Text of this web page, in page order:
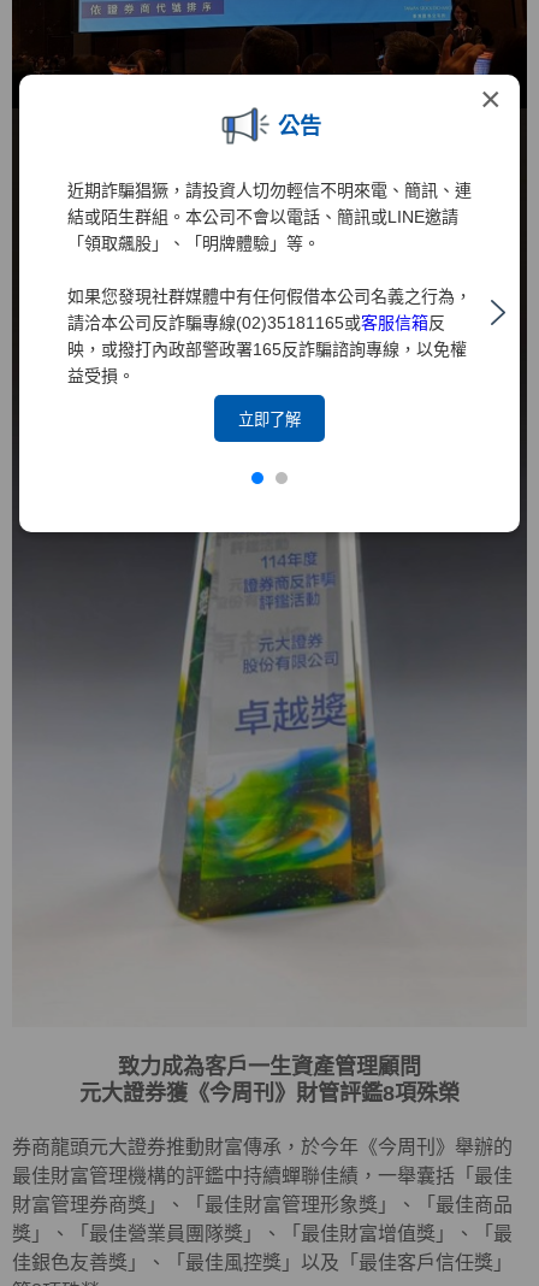
×
公告
近期詐騙猖獗，請投資人切勿輕信不明來電、簡訊、連
結或陌生群組。本公司不會以電話、簡訊或LINE邀請
「領取飆股」、「明牌體驗」等。
如果您發現社群媒體中有任何假借本公司名義之行為，
請洽本公司反詐騙專線(02)35181165或客服信箱反
映，或撥打內政部警政署165反詐騙諮詢專線，以免權
益受損。
立即了解
致力成為客戶一生資產管理顧問
元大證券獲《今周刊》財管評鑑8項殊榮
券商龍頭元大證券推動財富傳承，於今年《今周刊》舉辦的
最佳財富管理機構的評鑑中持續蟬聯佳績，一舉囊括「最佳
財富管理券商獎」、「最佳財富管理形象獎」、「最佳商品
獎」、「最佳營業員團隊獎」、「最佳財富增值獎」、「最
佳銀色友善獎」、「最佳風控獎」以及「最佳客戶信任獎」